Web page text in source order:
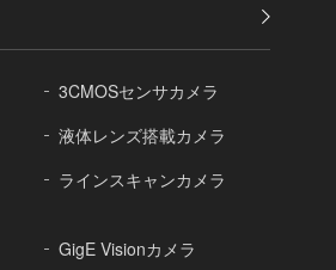
3CMOSセンサカメラ
液体レンズ搭載カメラ
ラインスキャンカメラ
GigE Visionカメラ